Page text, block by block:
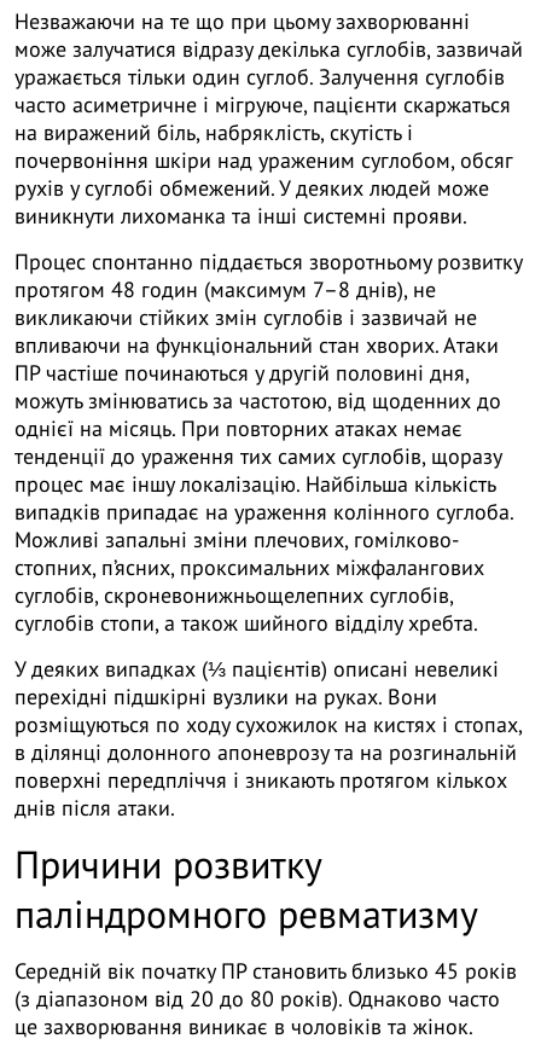
Незважаючи на те що при цьому захворюванні
може залучатися відразу декілька суглобів, зазвичай
уражається тільки один суглоб. Залучення суглобів
часто асиметричне і мігруюче, пацієнти скаржаться
на виражений біль, набряклість, скутість і
почервоніння шкіри над ураженим суглобом, обсяг
рухів у суглобі обмежений. У деяких людей може
виникнути лихоманка та інші системні прояви.
Процес спонтанно піддається зворотньому розвитку
протягом 48 годин (максимум 7–8 днів), не
викликаючи стійких змін суглобів і зазвичай не
впливаючи на функціональний стан хворих. Атаки
ПР частіше починаються у другій половині дня,
можуть змінюватись за частотою, від щоденних до
однієї на місяць. При повторних атаках немає
тенденції до ураження тих самих суглобів, щоразу
процес має іншу локалізацію. Найбільша кількість
випадків припадає на ураження колінного суглоба.
Можливі запальні зміни плечових, гомілково-
стопних, п’ясних, проксимальних міжфалангових
суглобів, скроневонижньощелепних суглобів,
суглобів стопи, а також шийного відділу хребта.
У деяких випадках (⅓ пацієнтів) описані невеликі
перехідні підшкірні вузлики на руках. Вони
розміщуються по ходу сухожилок на кистях і стопах,
в ділянці долонного апоневрозу та на розгинальній
поверхні передпліччя і зникають протягом кількох
днів після атаки.
Причини розвитку
паліндромного ревматизму
Середній вік початку ПР становить близько 45 років
(з діапазоном від 20 до 80 років). Однаково часто
це захворювання виникає в чоловіків та жінок.